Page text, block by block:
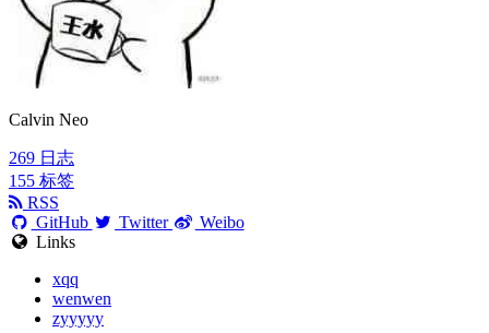
Calvin Neo
269 日志
155 标签
RSS
GitHub
Twitter
Weibo
Links
xqq
wenwen
zyyyyy